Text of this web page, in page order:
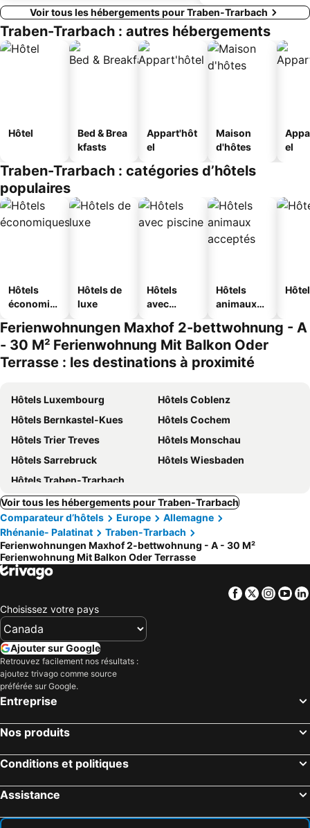
Voir tous les hébergements pour Traben-Trarbach
Traben-Trarbach : autres hébergements
Hôtel
Bed & Brea
kfasts
Appart'hôt
el
Maison
d'hôtes
el
Traben-Trarbach : catégories d’hôtels
populaires
Hôtels
économiq
Hôtels de
luxe
Hôtels
avec
Hôtels
animaux
Ferienwohnungen Maxhof 2-bettwohnung - A
- 30 M² Ferienwohnung Mit Balkon Oder
Terrasse : les destinations à proximité
Hôtels Luxembourg
Hôtels Coblenz
Hôtels Bernkastel-Kues
Hôtels Cochem
Hôtels Trier Treves
Hôtels Monschau
Hôtels Sarrebruck
Hôtels Wiesbaden
Hôtels Traben-Trarbach
Voir tous les hébergements pour Traben-Trarbach
Comparateur d’hôtels
Europe
Allemagne
Rhénanie- Palatinat
Traben-Trarbach
Ferienwohnungen Maxhof 2-bettwohnung - A - 30 M²
Ferienwohnung Mit Balkon Oder Terrasse
Facebook
Twitter
Choisissez votre pays
Ajouter sur Google
Retrouvez facilement nos résultats :
ajoutez trivago comme source
préférée sur Google.
Entreprise
Nos produits
Conditions et politiques
Assistance